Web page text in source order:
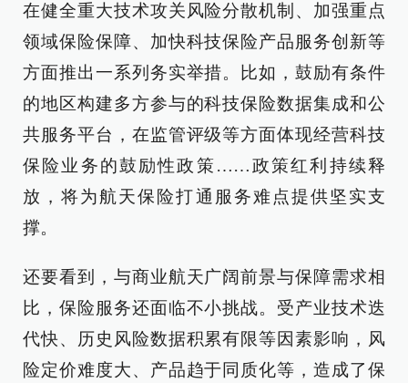
在健全重大技术攻关风险分散机制、加强重点
领域保险保障、加快科技保险产品服务创新等
方面推出一系列务实举措。比如，鼓励有条件
的地区构建多方参与的科技保险数据集成和公
共服务平台，在监管评级等方面体现经营科技
保险业务的鼓励性政策……政策红利持续释
放，将为航天保险打通服务难点提供坚实支
撑。
还要看到，与商业航天广阔前景与保障需求相
比，保险服务还面临不小挑战。受产业技术迭
代快、历史风险数据积累有限等因素影响，风
险定价难度大、产品趋于同质化等，造成了保